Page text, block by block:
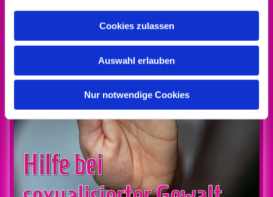
Cookies zulassen
Auswahl erlauben
Nur notwendige Cookies